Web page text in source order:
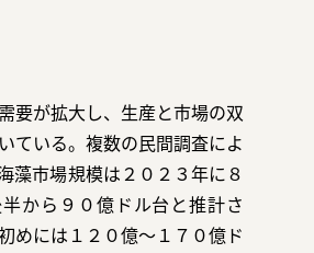
要が拡大し、生産と市場の双
ている。複数の民間調査によ
藻市場規模は２０２３年に８
から９０億ドル台と推計さ
めには１２０億～１７０億ド